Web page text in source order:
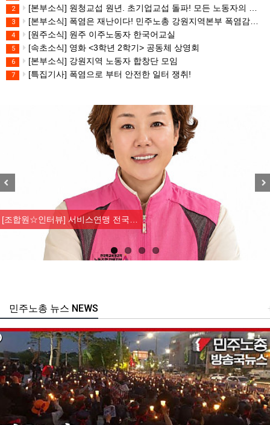
2 [본부소식] 원청교섭 원년. 초기업교섭 돌파! 모든 노동자의 노동기본권 쟁취! 민주노총 7.15 총파업대회
3 [본부소식] 폭염은 재난이다! 민주노총 강원지역본부 폭염감시단 선포 기자회견
4 [원주소식] 원주 이주노동자 한국어교실
5 [속초소식] 영화 <3학년 2학기> 공동체 상영회
6 [본부소식] 강원지역 노동자 합창단 모임
7 [특집기사] 폭염으로 부터 안전한 일터 쟁취!
[조합원☆인터뷰] 서비스연맹 전국…
주노총 뉴스 NEWS